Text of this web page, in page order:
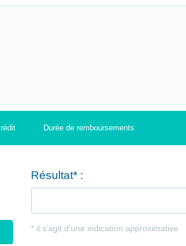
Durée de remboursements